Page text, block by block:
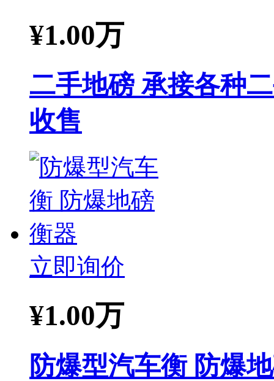
¥1.00万
二手地磅 承接各种
收售
立即询价
¥1.00万
防爆型汽车衡 防爆